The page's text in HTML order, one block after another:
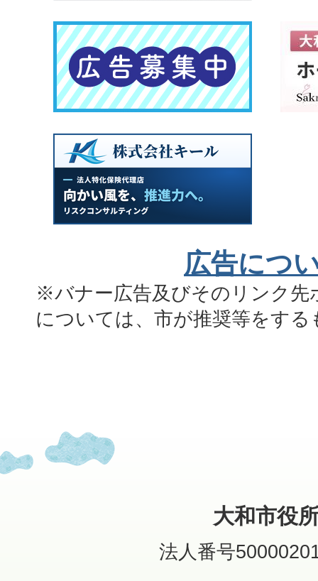
広告につ
※バナー広告及びそのリンク先
については、市が推奨等をす
大和市役
法人番号